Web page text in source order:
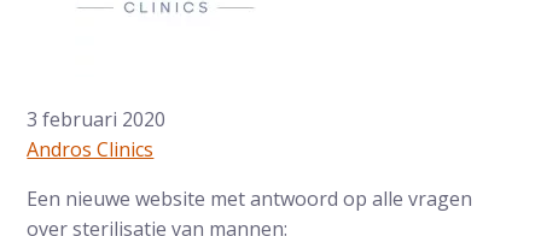
3 februari 2020
Andros Clinics
Een nieuwe website met antwoord op alle vragen
over sterilisatie van mannen: